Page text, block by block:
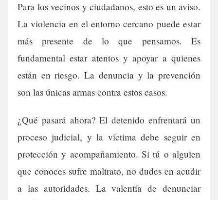
Para los vecinos y ciudadanos, esto es un aviso.
La violencia en el entorno cercano puede estar
más presente de lo que pensamos. Es
fundamental estar atentos y apoyar a quienes
están en riesgo. La denuncia y la prevención
son las únicas armas contra estos casos.
¿Qué pasará ahora? El detenido enfrentará un
proceso judicial, y la víctima debe seguir en
protección y acompañamiento. Si tú o alguien
que conoces sufre maltrato, no dudes en acudir
a las autoridades. La valentía de denunciar